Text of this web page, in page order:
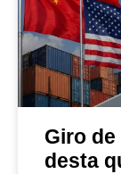
Giro
desta